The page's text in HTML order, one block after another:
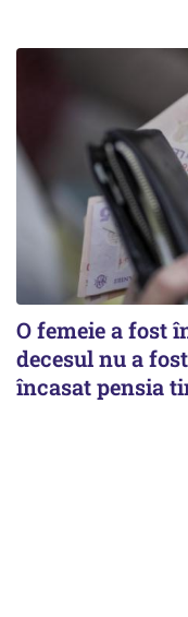
O femeie a fost
decesul nu a
încasat pensia